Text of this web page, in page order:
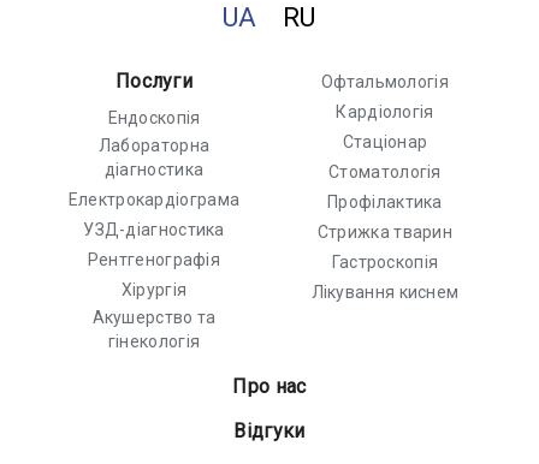
UA RU
Послуги
Ендоскопія
Лабораторна
діагностика
Електрокардіограма
УЗД-діагностика
Рентгенографія
Хірургія
Акушерство та
гінекологія
Офтальмологія
Кардіологія
Стаціонар
Стоматологія
Профілактика
Стрижка тварин
Гастроскопія
Лікування киснем
Про нас
Відгуки